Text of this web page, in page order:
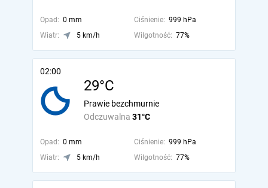
Opad: 0 mm Ciśnienie: 999 hPa
Wiatr:
5 km/h Wilgotność: 77%
02:00
29°C
Odczuwalna 31°C
Prawie bezchmurnie
Opad: 0 mm Ciśnienie: 999 hPa
Wiatr:
5 km/h Wilgotność: 77%